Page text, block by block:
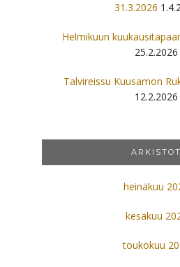
31.3.2026
Helmikuun
25.2.2026
Talvireissu Kuusamon
12.2.2026
ARKISTOT
heinäkuu
kesäkuu
toukokuu